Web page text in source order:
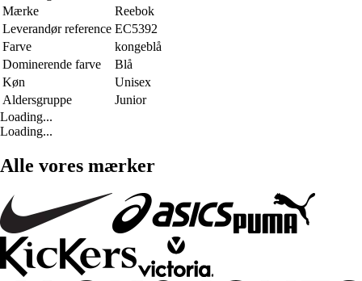
Mærke
Reebok
Leverandør reference EC5392
Farve
kongeblå
Dominerende farve
Blå
Køn
Unisex
Aldersgruppe
Junior
Loading...
Loading...
Alle vores mærker